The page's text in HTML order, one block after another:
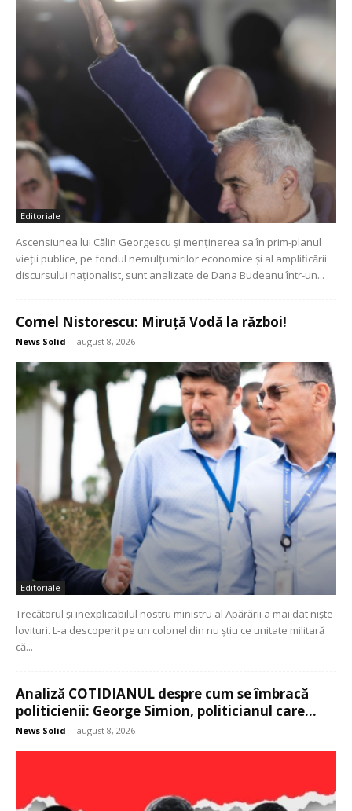
Editoriale
Ascensiunea lui Călin Georgescu și menținerea sa în prim-planul
vieții publice, pe fondul nemulțumirilor economice și al amplificării
discursului naționalist, sunt analizate de Dana Budeanu într-un...
Cornel Nistorescu: Miruță Vodă la război!
News Solid - august 8, 2026
Editoriale
Trecătorul și inexplicabilul nostru ministru al Apărării a mai dat niște
lovituri. L-a descoperit pe un colonel din nu știu ce unitate militară
că...
Analiză COTIDIANUL despre cum se îmbracă
politicienii: George Simion, politicianul care...
News Solid - august 8, 2026